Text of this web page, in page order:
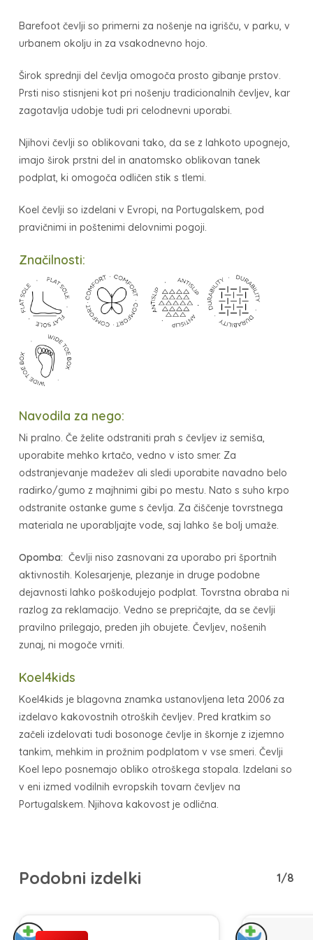
Go to shop
Barefoot čevlji so primerni za nošenje na igrišču, v parku, v
urbanem okolju in za vsakodnevno hojo.
Širok sprednji del čevlja omogoča prosto gibanje prstov.
Prsti niso stisnjeni kot pri nošenju tradicionalnih čevljev, kar
zagotavlja udobje tudi pri celodnevni uporabi.
Njihovi čevlji so oblikovani tako, da se z lahkoto upognejo,
imajo širok prstni del in anatomsko oblikovan tanek
podplat, ki omogoča odličen stik s tlemi.
Koel čevlji so izdelani v Evropi, na Portugalskem, pod
pravičnimi in poštenimi delovnimi pogoji.
Značilnosti:
Navodila za nego:
Ni pralno. Če želite odstraniti prah s čevljev iz semiša,
uporabite mehko krtačo, vedno v isto smer. Za
odstranjevanje madežev ali sledi uporabite navadno belo
radirko/gumo z majhnimi gibi po mestu. Nato s suho krpo
odstranite ostanke gume s čevlja. Za čiščenje tovrstnega
materiala ne uporabljajte vode, saj lahko še bolj umaže.
Opomba: Čevlji niso zasnovani za uporabo pri športnih
aktivnostih. Kolesarjenje, plezanje in druge podobne
dejavnosti lahko poškodujejo podplat. Tovrstna obraba ni
razlog za reklamacijo. Vedno se prepričajte, da se čevlji
pravilno prilegajo, preden jih obujete. Čevljev, nošenih
zunaj, ni mogoče vrniti.
Koel4kids
Koel4kids je blagovna znamka ustanovljena leta 2006 za
izdelavo kakovostnih otroških čevljev. Pred kratkim so
začeli izdelovati tudi bosonoge čevlje in škornje z izjemno
tankim, mehkim in prožnim podplatom v vse smeri. Čevlji
Koel lepo posnemajo obliko otroškega stopala. Izdelani so
v eni izmed vodilnih evropskih tovarn čevljev na
Portugalskem. Njihova kakovost je odlična.
Podobni izdelki 1/8